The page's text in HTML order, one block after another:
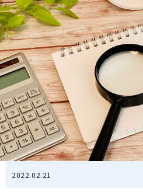
2022.02.21